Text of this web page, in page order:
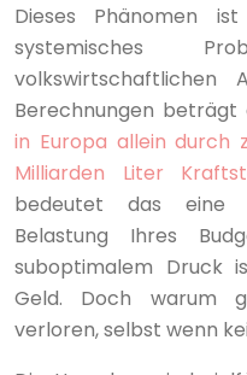
Dieses Phänomen
systemisches
volkswirtschaftlichen
Berechnungen beträgt
in Europa allein durch
Milliarden Liter
bedeutet das eine
Belastung Ihres
suboptimalem Druck
Geld. Doch warum
verloren, selbst wenn